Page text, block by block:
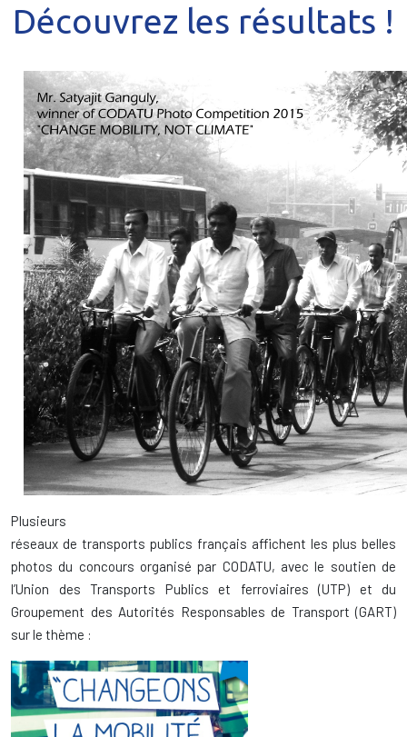
Découvrez les résultats !
Plusieurs
réseaux de transports publics français affichent les plus belles
photos du concours organisé par CODATU, avec le soutien de
l’Union des Transports Publics et ferroviaires (UTP) et du
Groupement des Autorités Responsables de Transport (GART)
sur le thème :